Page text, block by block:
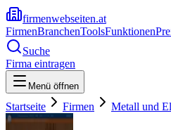
firmenwebseiten.at
FirmenBranchenToolsFunktionen
Suche
Firma eintragen
Menü öffnen
Startseite Firmen Metall und